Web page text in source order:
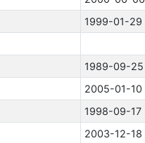
1999-01-29
1989-09-25
2005-01-10
1998-09-17
2003-12-18